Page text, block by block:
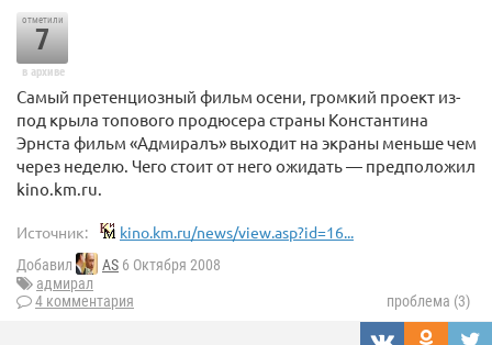
отметили
7
в архиве
Самый претенциозный фильм осени, громкий проект из-
под крыла топового продюсера страны Константина
Эрнста фильм «Адмиралъ» выходит на экраны меньше чем
через неделю. Чего стоит от него ожидать — предположил
kino.km.ru.
Источник: kino.km.ru/news/view.asp?id=16...
Добавил AS 6 Октября 2008
адмирал
4 комментария
проблема (3)